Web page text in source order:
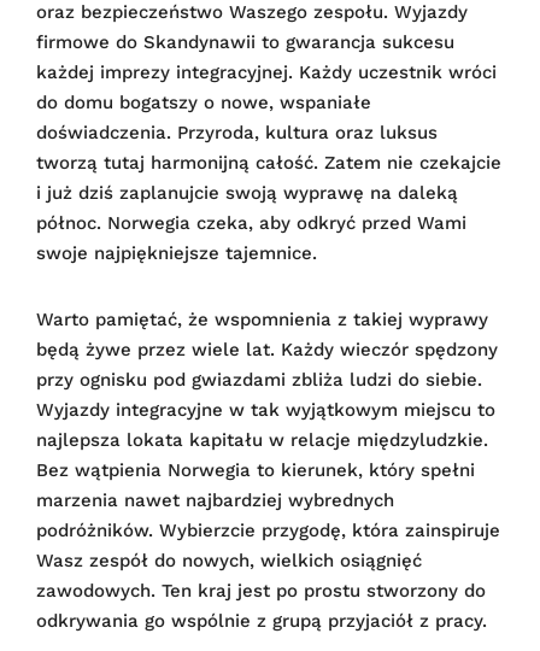
oraz bezpieczeństwo Waszego zespołu. Wyjazdy
firmowe do Skandynawii to gwarancja sukcesu
każdej imprezy integracyjnej. Każdy uczestnik wróci
do domu bogatszy o nowe, wspaniałe
doświadczenia. Przyroda, kultura oraz luksus
tworzą tutaj harmonijną całość. Zatem nie czekajcie
i już dziś zaplanujcie swoją wyprawę na daleką
północ. Norwegia czeka, aby odkryć przed Wami
swoje najpiękniejsze tajemnice.
Warto pamiętać, że wspomnienia z takiej wyprawy
będą żywe przez wiele lat. Każdy wieczór spędzony
przy ognisku pod gwiazdami zbliża ludzi do siebie.
Wyjazdy integracyjne w tak wyjątkowym miejscu to
najlepsza lokata kapitału w relacje międzyludzkie.
Bez wątpienia Norwegia to kierunek, który spełni
marzenia nawet najbardziej wybrednych
podróżników. Wybierzcie przygodę, która zainspiruje
Wasz zespół do nowych, wielkich osiągnięć
zawodowych. Ten kraj jest po prostu stworzony do
odkrywania go wspólnie z grupą przyjaciół z pracy.